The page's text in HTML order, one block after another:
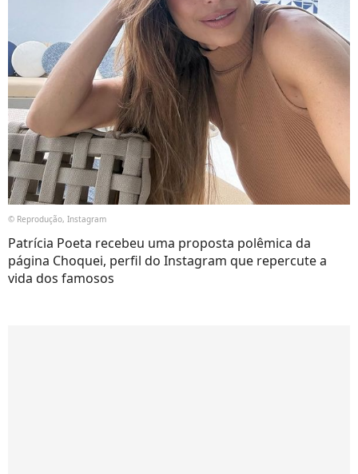
© Reprodução, Instagram
Patrícia Poeta recebeu uma proposta polêmica da
página Choquei, perfil do Instagram que repercute a
vida dos famosos